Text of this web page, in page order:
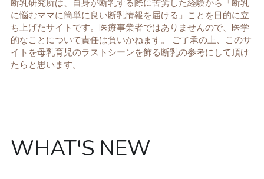
断乳研究所は、自身が断乳する際に苦労した経験から「断乳
に悩むママに簡単に良い断乳情報を届ける」ことを目的に立
ち上げたサイトです。医療事業者ではありませんので、医学
的なことについて責任は負いかねます。 ご了承の上、このサ
イトを母乳育児のラストシーンを飾る断乳の参考にして頂け
たらと思います。
WHAT'S NEW